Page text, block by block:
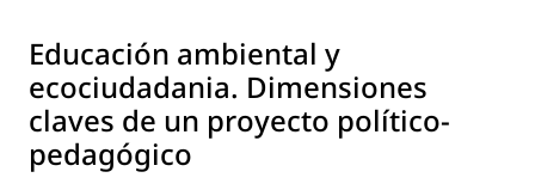
Educación ambiental y
ecociudadania. Dimensiones
claves de un proyecto político-
pedagógico